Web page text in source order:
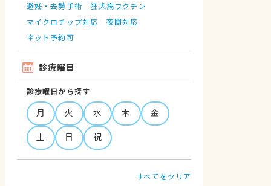
避妊・去勢手術
狂犬病ワクチン
マイクロチップ対応
夜間対応
ネット予約可
診療曜日
診療曜日から探す
月 火 水 木
金
土
日 祝
すべてをクリア